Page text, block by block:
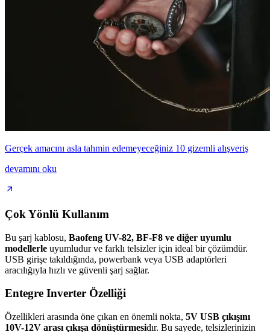
Gerçek amacını asla tahmin edemeyeceğiniz 10 gizemli alışveriş
devamını oku
Çok Yönlü Kullanım
Bu şarj kablosu, Baofeng UV-82, BF-F8 ve diğer uyumlu
modellerle uyumludur ve farklı telsizler için ideal bir çözümdür.
USB girişe takıldığında, powerbank veya USB adaptörleri
aracılığıyla hızlı ve güvenli şarj sağlar.
Entegre Inverter Özelliği
Özellikleri arasında öne çıkan en önemli nokta, 5V USB çıkışını
10V-12V arası çıkışa dönüştürmesidır. Bu sayede, telsizlerinizin